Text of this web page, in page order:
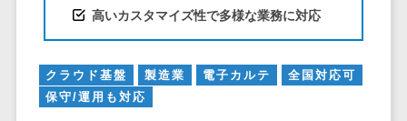
データ分析・活用
音声データ活用>
議事録作成ツール>
テキストマイニングツール>
標的型攻撃メ
ール訓練サービ
認証システム
高いカスタマイズ性で多様な業務に対応
クラウド基盤 製造業 電子カルテ
全国対応可
保守/運用も対応